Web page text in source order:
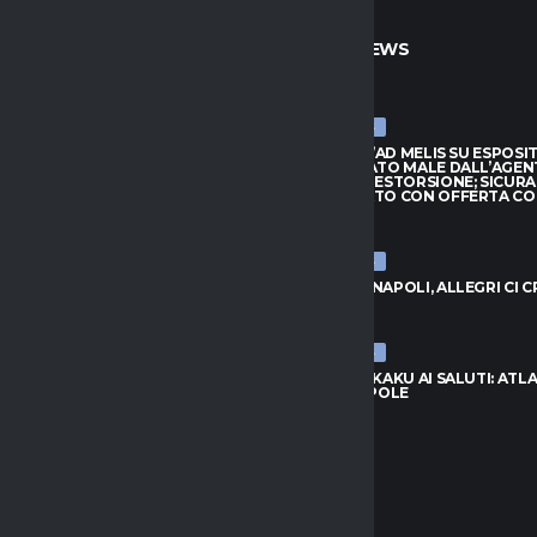
ULTIME NEWS
ULTIME NEWS
CAGLIARI, L’AD MELIS SU
“CONSIGLIATO MALE
QUASI UNA ESTORSIONE;
SUL MERCATO CON OFFERTA
ULTIME NEWS
VLAHOVIC-NAPOLI, ALLEGRI CI
ULTIME NEWS
NAPOLI, LUKAKU AI SALUTI:
UNITED IN POLE